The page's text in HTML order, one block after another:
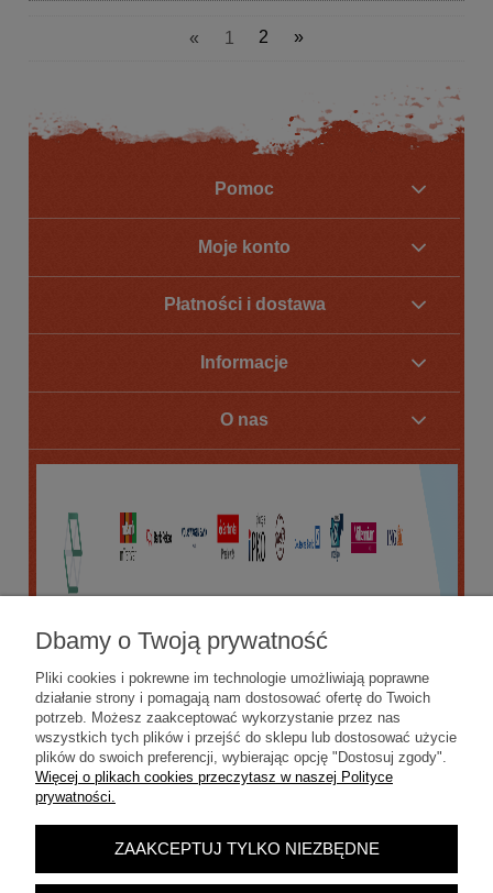
« 1 2 »
Pomoc
Moje konto
Płatności i dostawa
Informacje
O nas
POKAŻ PEŁNĄ WERSJĘ STRONY
Sklep internetowy Shoper.pl
Dbamy o Twoją prywatność
Pliki cookies i pokrewne im technologie umożliwiają poprawne
działanie strony i pomagają nam dostosować ofertę do Twoich
potrzeb. Możesz zaakceptować wykorzystanie przez nas
wszystkich tych plików i przejść do sklepu lub dostosować użycie
plików do swoich preferencji, wybierając opcję "Dostosuj zgody".
Więcej o plikach cookies przeczytasz w naszej Polityce
prywatności.
ZAAKCEPTUJ TYLKO NIEZBĘDNE